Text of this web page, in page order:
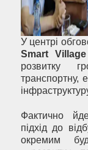
У центрі
Smart
розвитку
транспортну,
Фактично
підхід до
окремим